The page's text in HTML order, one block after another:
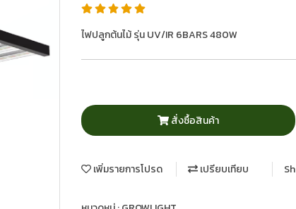
ไฟปลูกต้นไม้ รุ่น UV/IR 6BARS 480W
สั่งซื้อสินค้า
เพิ่มรายการโปรด เปรียบเทียบ